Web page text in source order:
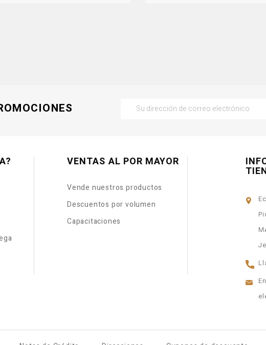
VENTAS AL POR MAYOR
Vende nuestros productos
Descuentos por volumen
Capacitaciones